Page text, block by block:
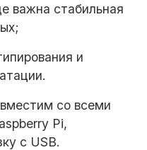
важна стабильная
и
со всеми
Pi,
с USB.